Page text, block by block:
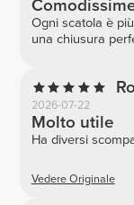
Ogni scatola è
una chiusura
2026-07-22
Molto utile
Ha diversi
Vedere Originale